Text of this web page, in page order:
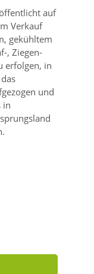
auf
Verkauf
gekühltem
, Ziegen-
erfolgen, in
und
in